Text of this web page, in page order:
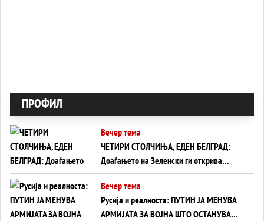
ПРОФИЛ
Вечер тема
ЧЕТИРИ СТОЛЧИЊА, ЕДЕН БЕЛГРАД:
Доаѓањето на Зеленски ги открива
тајните на политиката на балансирање
на Вучиќ
Вечер тема
Русија и реалноста: ПУТИН ЈА МЕНУВА
АРМИЈАТА ЗА ВОЈНА ШТО ОСТАНУВА